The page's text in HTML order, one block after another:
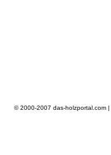
© 2000-2007 das-holzportal.com |